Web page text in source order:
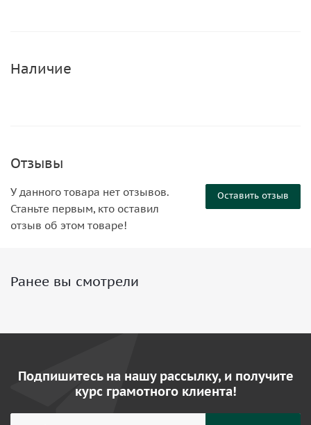
Наличие
Отзывы
Оставить отзыв
У данного товара нет отзывов.
Станьте первым, кто оставил
отзыв об этом товаре!
Ранее вы смотрели
Подпишитесь на нашу рассылку, и получите
курс грамотного клиента!